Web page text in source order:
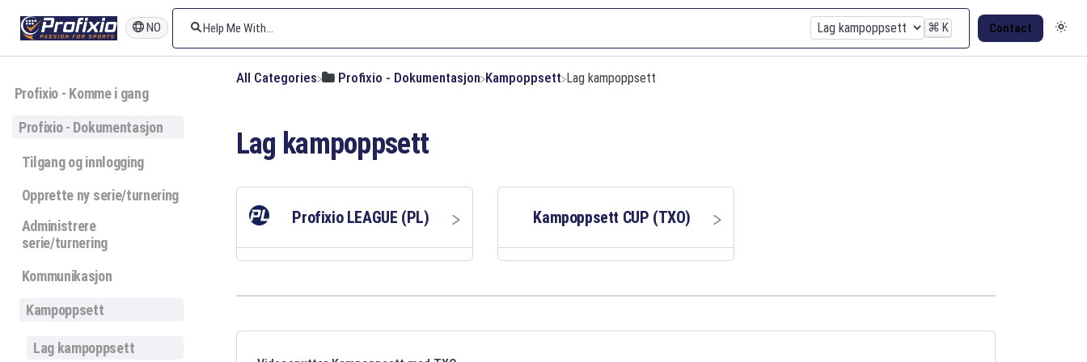
NO ⌘ K Contact
All Categories ​Profixio - Dokumentasjon ​Kampoppsett ​Lag kampoppsett
Profixio - Komme i gang
Profixio - Dokumentasjon
Tilgang og innlogging
Opprette ny serie/turnering
Administrere
serie/turnering
Kommunikasjon
Kampoppsett
Lag kampoppsett
Lag kampoppsett
Profixio LEAGUE (PL) Kampoppsett CUP (TXO)